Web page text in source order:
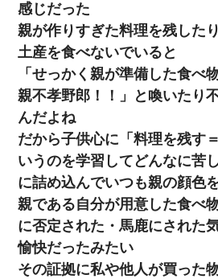
感じだった
親が作りすぎた料理を残した
土産を食べないでいると
「せっかく親が準備した食べ
親不孝野郎！！」と喚いたり
んだよね
だから子供心に「料理を残す
いうのを学習してどんなに苦
に詰め込んでいつも親の顔色
親である自分が用意した食べ
に否定された・馬鹿にされた
愉快だったみたい
その証拠に私や他人が買った